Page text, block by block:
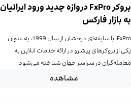
بروکر FxPro دروازه جدید ورود ایرانیان
به بازار فارکس
FxPro، با سابقه‌ای درخشان از سال 1999، به عنوان
یکی از بروکرهای پیشرو در ارائه خدمات آنلاین به
معامله‌گران در سراسر جهان شناخته می‌شود
مشاهده